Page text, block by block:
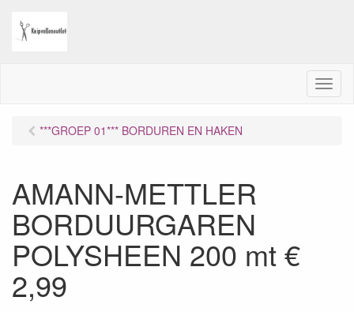
M
e
***GROEP 01*** BORDUREN EN HAKEN
AMANN-METTLER
BORDUURGAREN
POLYSHEEN 200 mt €
2,99